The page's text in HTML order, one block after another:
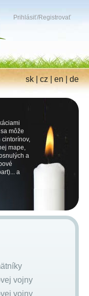
Prihlásiť/Registrovať
sk|cz|en|de
môže
mape,
a
a
vojny
vojny